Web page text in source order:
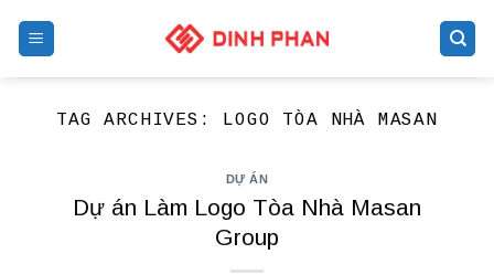
TAG ARCHIVES: LOGO TÒA NHÀ MASAN
DỰ ÁN
Dự án Làm Logo Tòa Nhà Masan
Group